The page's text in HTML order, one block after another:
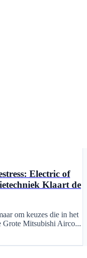
of Heavy
Electric of
Klaart de
om keuzes die in het
Grote Mitsubishi Airco...